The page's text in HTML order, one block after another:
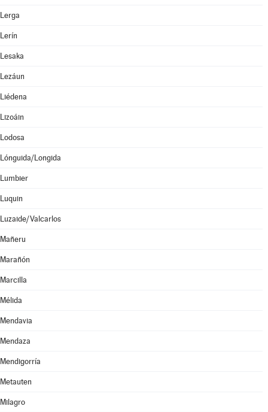
Lerga
Lerín
Lesaka
Lezáun
Liédena
Lizoáin
Lodosa
Lónguida/Longida
Lumbier
Luquin
Luzaide/Valcarlos
Mañeru
Marañón
Marcilla
Mélida
Mendavia
Mendaza
Mendigorría
Metauten
Milagro